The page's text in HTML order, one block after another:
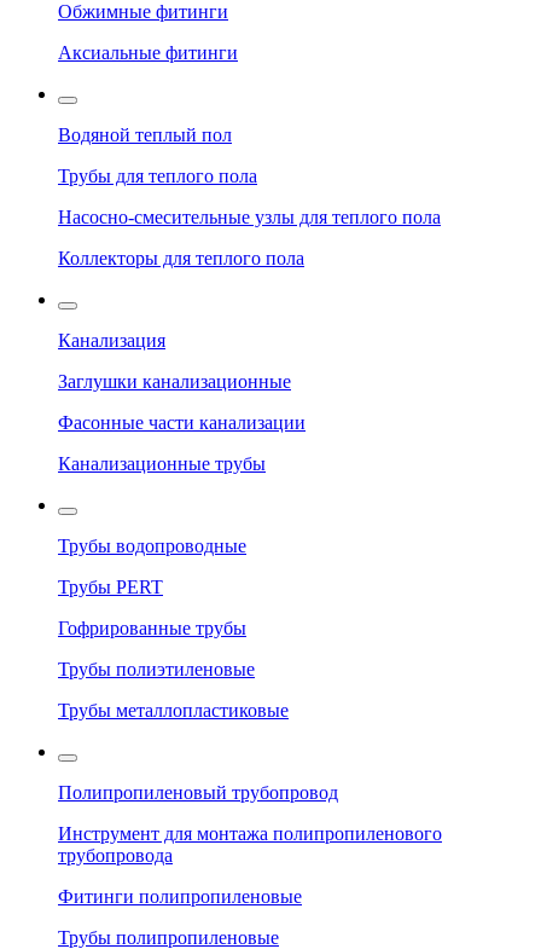
Обжимные фитинги
Аксиальные фитинги
Водяной теплый пол
Трубы для теплого пола
Насосно-смесительные узлы для теплого пола
Коллекторы для теплого пола
Канализация
Заглушки канализационные
Фасонные части канализации
Канализационные трубы
Трубы водопроводные
Трубы PERT
Гофрированные трубы
Трубы полиэтиленовые
Трубы металлопластиковые
Полипропиленовый трубопровод
Инструмент для монтажа полипропиленового
трубопровода
Фитинги полипропиленовые
Трубы полипропиленовые